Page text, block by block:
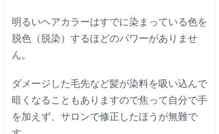
明るいヘアカラーはすでに染まっている色を
脱色（脱染）するほどのパワーがありませ
ん。
ダメージした毛先など髪が染料を吸い込んで
暗くなることもありますので焦って自分で手
を加えず、 サロンで修正したほうが無難で